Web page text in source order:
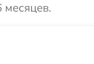
месяцев.